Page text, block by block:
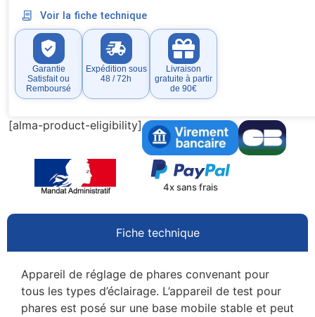
Voir la fiche technique
Garantie
Satisfait ou
Remboursé
Expédition sous
48 / 72h
Livraison
gratuite à partir
de 90€
[alma-product-eligibility]
4x sans frais
Fiche technique
Appareil de réglage de phares convenant pour
tous les types d’éclairage. L’appareil de test pour
phares est posé sur une base mobile stable et peut